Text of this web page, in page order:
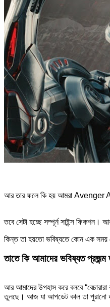
আর তার ফলে কি হয় আমরা Avenger
তবে সেটা হচ্ছে সম্পূর্ন সাইন্স ফিকশন।
কিন্ত তা হয়তো ভবিষ্যতে কোন এক সময়
তাতে কি আমাদের ভবিষ্যত
আর আমাদের উপহাস করে বলবে
তুলছে। আজ যা আপডেট কাল তা পুরানো